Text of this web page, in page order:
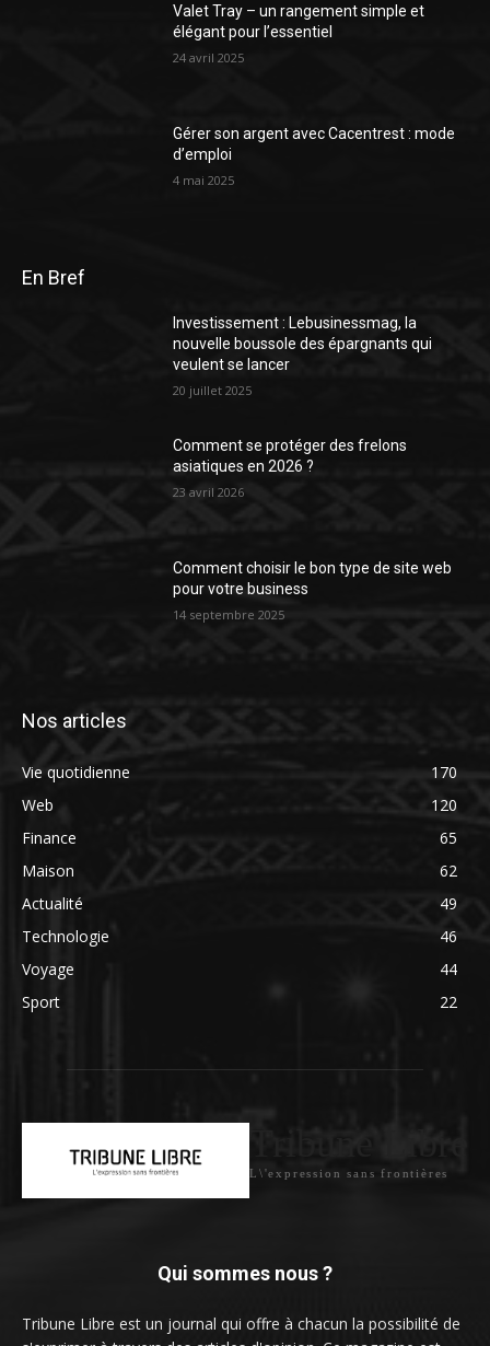
Valet Tray – un rangement simple et
élégant pour l’essentiel
24 avril 2025
Gérer son argent avec Cacentrest : mode
d’emploi
4 mai 2025
En Bref
Investissement : Lebusinessmag, la
nouvelle boussole des épargnants qui
veulent se lancer
20 juillet 2025
Comment se protéger des frelons
asiatiques en 2026 ?
23 avril 2026
Comment choisir le bon type de site web
pour votre business
14 septembre 2025
Nos articles
Vie quotidienne
170
Web
120
Finance
65
Maison
62
Actualité
49
Technologie
46
Voyage
44
Sport
22
Tribune Libre
L\'expression sans frontières
Qui sommes nous ?
Tribune Libre est un journal qui offre à chacun la possibilité de